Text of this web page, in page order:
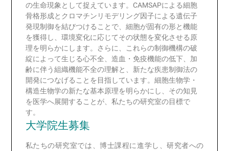
の生命現象として捉えています。CAMSAPによる細胞
骨格形成とクロマチンリモデリング因子による遺伝子
発現制御を結びつけることで、細胞が固有の形と機能
を獲得し、環境変化に応じてその状態を変化させる原
理を明らかにします。さらに、これらの制御機構の破
綻によって生じる心不全、造血・免疫機能の低下、加
齢に伴う組織機能不全の理解と、新たな疾患制御法の
開発につなげることを目指しています。細胞生物学・
構造生物学の新たな基本原理を明らかにし、その知見
を医学へ展開することが、私たちの研究室の目標で
す。
大学院生募集
私たちの研究室では、博士課程に進学し、研究者への